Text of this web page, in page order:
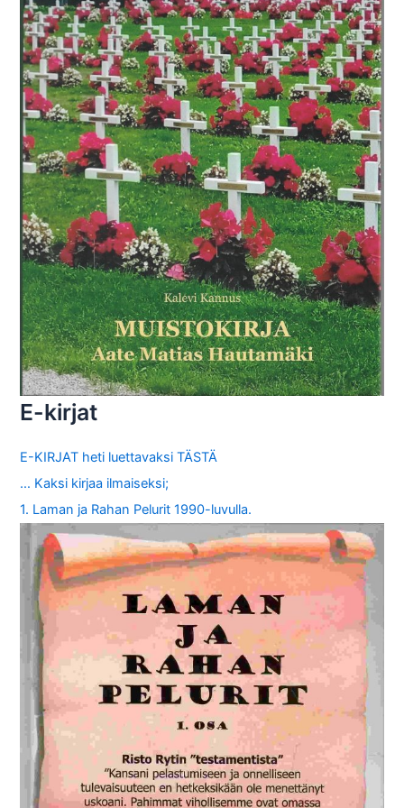
E-kirjat
E-KIRJAT heti luettavaksi TÄSTÄ
… Kaksi kirjaa ilmaiseksi;
1. Laman ja Rahan Pelurit 1990-luvulla.